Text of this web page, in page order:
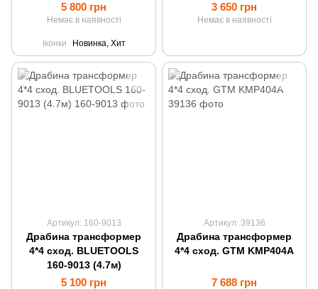
5 800 грн
Немає в наявності
Іконки Новинка, Хит
3 650 грн
Немає в наявності
Артикул: 160-9013
Драбина трансформер
4*4 сход. BLUETOOLS
160-9013 (4.7м)
5 100 грн
Артикул: 39136
Драбина трансформер
4*4 сход. GTM KMP404A
7 688 грн